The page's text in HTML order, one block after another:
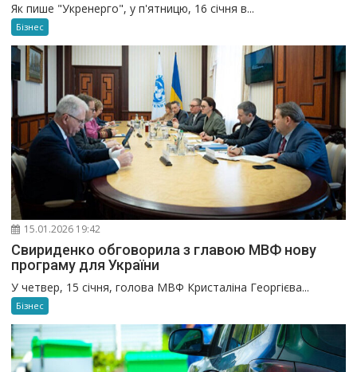
Як пише "Укренерго", у п'ятницю, 16 січня в...
Бізнес
15.01.2026 19:42
Свириденко обговорила з главою МВФ нову
програму для України
У четвер, 15 січня, голова МВФ Кристаліна Георгієва...
Бізнес